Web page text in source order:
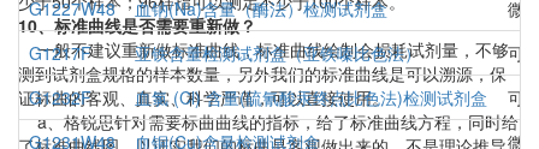
10、标准曲线是否需要重新做？
一般不建议重新做标准曲线，标准曲线绘制会损耗试剂量，不够
测到试剂盒规格的样本数量，另外我们的标准曲线是可以溯源，保
证标曲的客观、真实、科学严谨，可以直接使用。
a、格锐思针对需要标曲曲线的指标，给了标准曲线方程，同时给
G1227W48
血钠(Na)含量（酶法）检测试剂盒
微
G1217F
亚铁含量检测试剂盒（亚铁嗪比色法）
可
G1232F
血氯 (Cl) 含量(硫氰酸汞终点比色法)检测试剂盒
可
G1231W48
血铜(Cu)含量检测试剂盒
微